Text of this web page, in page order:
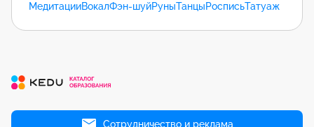
МедитацииВокалФэн-шуйРуныТанцыРосписьТатуаж
Сотрудничество и реклама